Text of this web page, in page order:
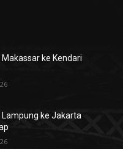
Makassar ke Kendari
Lampung ke Jakarta